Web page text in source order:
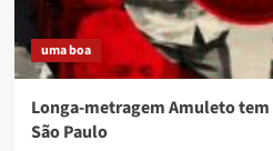
uma boa
Longa-metragem Amuleto
São Paulo